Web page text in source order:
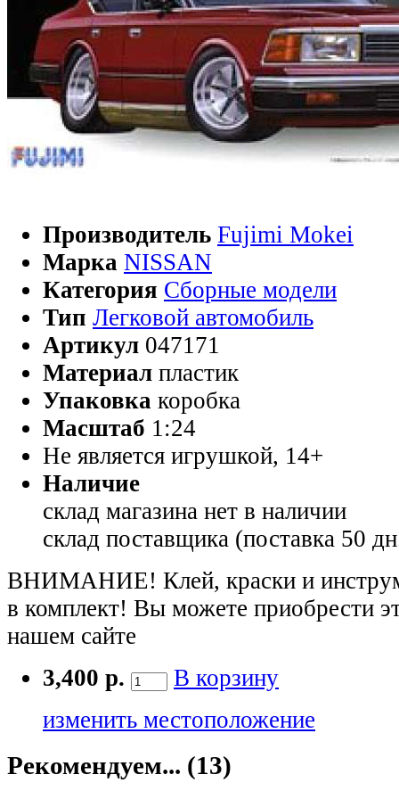
Производитель Fujimi Mokei
Марка NISSAN
Категория Сборные модели
Тип Легковой автомобиль
Артикул 047171
Материал пластик
Упаковка коробка
Масштаб 1:24
Не является игрушкой, 14+
Наличие
склад магазина нет в наличии
склад поставщика (поставка 50
ВНИМАНИЕ! Клей, краски и
в комплект! Вы можете приобрести
нашем сайте
3,400 р.
В корзину
изменить местоположение
Рекомендуем... (13)